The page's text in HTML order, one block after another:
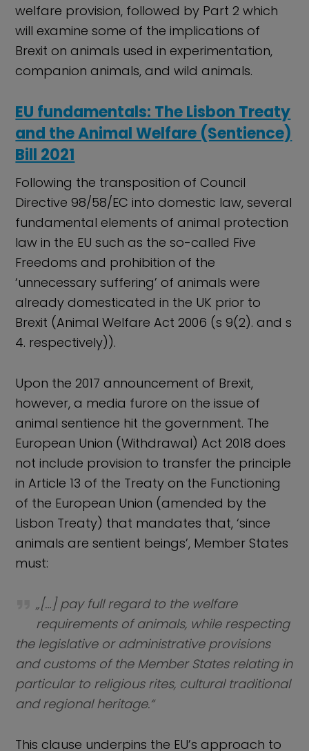
welfare provision, followed by Part 2 which
will examine some of the implications of
Brexit on animals used in experimentation,
companion animals, and wild animals.
EU fundamentals: The Lisbon Treaty
and the Animal Welfare (Sentience)
Bill 2021
Following the transposition of Council
Directive 98/58/EC into domestic law, several
fundamental elements of animal protection
law in the EU such as the so-called Five
Freedoms and prohibition of the
‘unnecessary suffering’ of animals were
already domesticated in the UK prior to
Brexit (Animal Welfare Act 2006 (s 9(2). and s
4. respectively)).
Upon the 2017 announcement of Brexit,
however, a media furore on the issue of
animal sentience hit the government. The
European Union (Withdrawal) Act 2018 does
not include provision to transfer the principle
in Article 13 of the Treaty on the Functioning
of the European Union (amended by the
Lisbon Treaty) that mandates that, ‘since
animals are sentient beings’, Member States
must:
„[…] pay full regard to the welfare
requirements of animals, while respecting
the legislative or administrative provisions
and customs of the Member States relating in
particular to religious rites, cultural traditional
and regional heritage.“
This clause underpins the EU’s approach to